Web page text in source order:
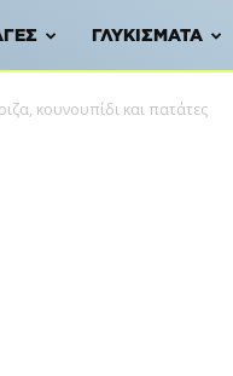
ΓΛΥΚΊΣΜΑΤΑ
κουνουπίδι και πατάτες